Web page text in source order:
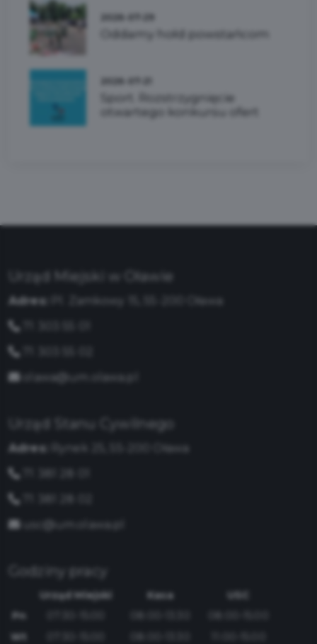
Oddamy hołd powstańcom
Sport. Rozstrzygnięcie
otwartego konkursu ofert
Urząd Miejski w Oławie
Adres:
Pl. Zamkowy 15, 55-200 Oława
olawa@um.olawa.pl
Urząd Stanu Cywilnego
Adres:
Rynek 25, 55-200 Oława
usc@um.olawa.pl
Godziny pracy
Urząd Miejski Kasa
USC
Pn
Wt